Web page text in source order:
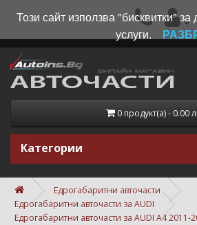
0 продукт(а) - 0.00
Категории
Едрогабаритни авточасти
Едрогабаритни авточасти за AUDI
Едрогабаритни авточасти за AUDI A4 2011-
Този сайт използва "бисквитки"
услуги.